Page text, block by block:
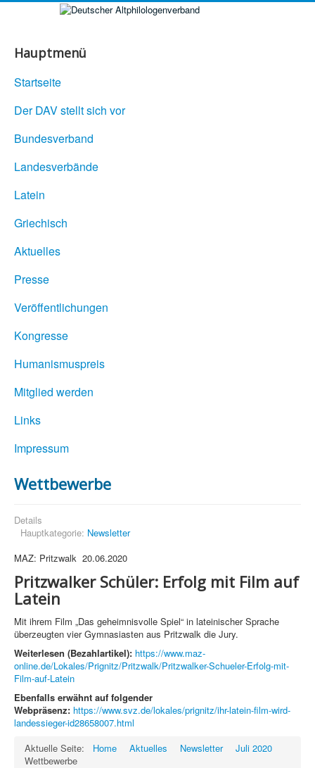
Hauptmenü
Startseite
Der DAV stellt sich vor
Bundesverband
Landesverbände
Latein
Griechisch
Aktuelles
Presse
Veröffentlichungen
Kongresse
Humanismuspreis
Mitglied werden
Links
Impressum
Wettbewerbe
Details
Hauptkategorie: Newsletter
MAZ: Pritzwalk 20.06.2020
Pritzwalker Schüler: Erfolg mit Film auf
Latein
Mit ihrem Film „Das geheimnisvolle Spiel“ in lateinischer Sprache
überzeugten vier Gymnasiasten aus Pritzwalk die Jury.
Weiterlesen (Bezahlartikel): https://www.maz-
online.de/Lokales/Prignitz/Pritzwalk/Pritzwalker-Schueler-Erfolg-mit-
Film-auf-Latein
Ebenfalls erwähnt auf folgender
Webpräsenz: https://www.svz.de/lokales/prignitz/ihr-latein-film-wird-
landessieger-id28658007.html
Aktuelle Seite:
Home Aktuelles Newsletter
Juli 2020
Wettbewerbe